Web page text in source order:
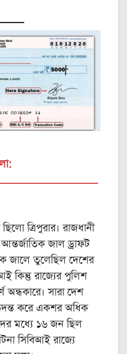
ত্রিপুরার। রাজধানী
আন্তর্জাতিক জাল ড্রাফট
জালে তুলেছিল দেশের
কিন্তু রাজ্যের পুলিশ
অন্ধকারে। সারা দেশ
করে একশর অধিক
মধ্যে ১৬ জন ছিল
সিবিআই রাজ্যে